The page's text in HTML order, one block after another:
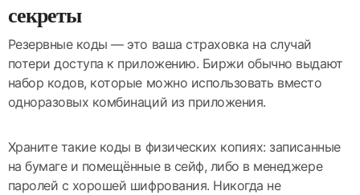
секреты
Резервные коды — это ваша страховка на случай
потери доступа к приложению. Биржи обычно выдают
набор кодов, которые можно использовать вместо
одноразовых комбинаций из приложения.
Храните такие коды в физических копиях: записанные
на бумаге и помещённые в сейф, либо в менеджере
паролей с хорошей шифрования. Никогда не